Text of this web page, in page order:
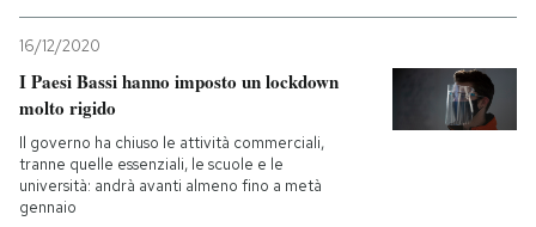
16/12/2020
I Paesi Bassi hanno imposto un lockdown
molto rigido
Il governo ha chiuso le attività commerciali,
tranne quelle essenziali, le scuole e le
università: andrà avanti almeno fino a metà
gennaio